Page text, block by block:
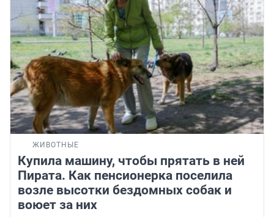
ЖИВОТНЫЕ
Купила машину, чтобы прятать в ней
Пирата. Как пенсионерка поселила
возле высотки бездомных собак и
воюет за них